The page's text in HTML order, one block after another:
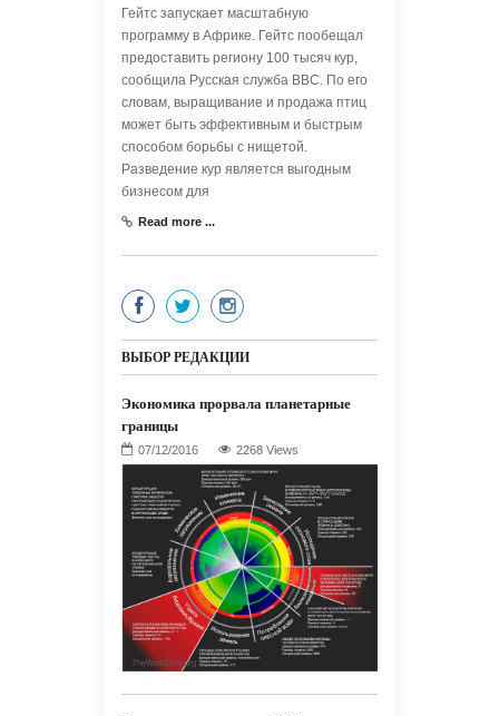
Гейтс запускает масштабную
программу в Африке. Гейтс пообещал
предоставить региону 100 тысяч кур,
сообщила Русская служба BBC. По его
словам, выращивание и продажа птиц
может быть эффективным и быстрым
способом борьбы с нищетой.
Разведение кур является выгодным
бизнесом для
Read more ...
ВЫБОР РЕДАКЦИИ
Экономика прорвала планетарные
границы
2268 Views